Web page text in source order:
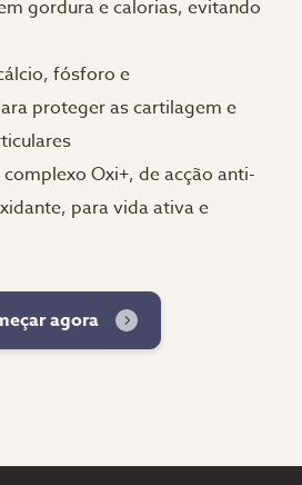
gordura e calorias, evitando
fósforo e
proteger as cartilagem e
Oxi+, de acção anti-
para vida ativa e
agora